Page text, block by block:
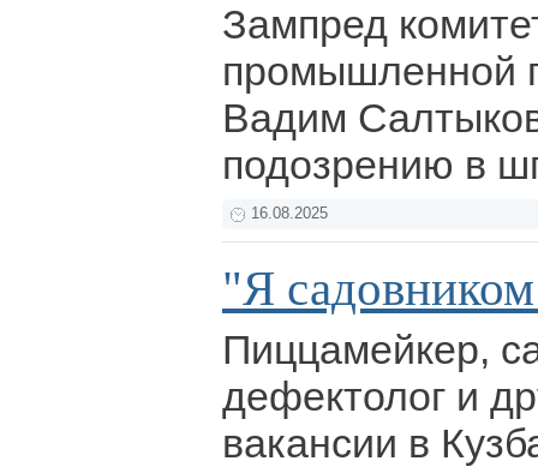
Зампред
промышленной
Вадим
подозрению в
16.08.2025
"Я
Пиццамейкер,
дефектолог и
вакансии в